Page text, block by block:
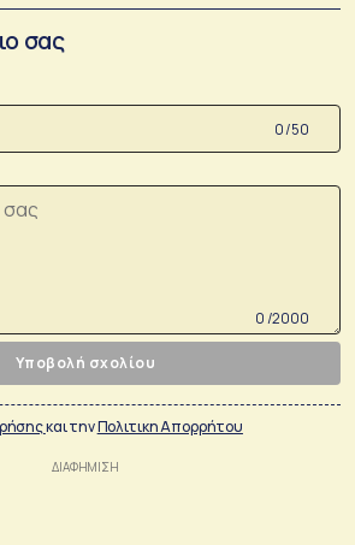
σας
0 /50
0 /2000
Υποβολή σχολίου
και τηνΠολιτικη Απορρήτου